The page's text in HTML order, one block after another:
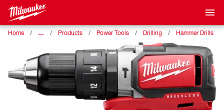
Home … Products Power Tools Drilling Hammer Drills